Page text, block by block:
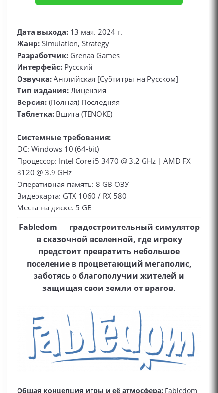
Дата выхода: 13 мая. 2024 г.
Жанр: Simulation, Strategy
Разработчик: Grenaa Games
Интерфейс: Русский
Озвучка: Английская [Субтитры на Русском]
Тип издания: Лицензия
Версия: (Полная) Последняя
Таблетка: Вшита (TENOKE)
Системные требования:
ОС: Windows 10 (64-bit)
Процессор: Intel Core i5 3470 @ 3.2 GHz | AMD FX
8120 @ 3.9 GHz
Оперативная память: 8 GB ОЗУ
Видеокарта: GTX 1060 / RX 580
Места на диске: 5 GB
Fabledom — градостроительный симулятор
в сказочной вселенной, где игроку
предстоит превратить небольшое
поселение в процветающий мегаполис,
заботясь о благополучии жителей и
защищая свои земли от врагов.
Общая концепция игры и её атмосфера: Fabledom